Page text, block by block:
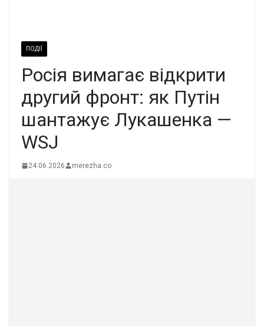
ПОДІЇ
Росія вимагає відкрити
другий фронт: як Путін
шантажує Лукашенка —
WSJ
24.06.2026 merezha.co